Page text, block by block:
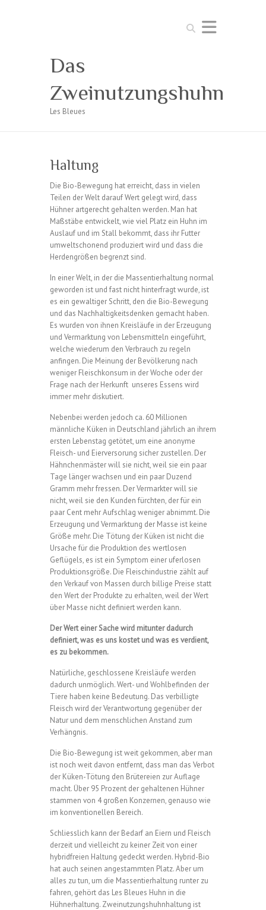
Suchen
Das
Zweinutzungshuhn
Les Bleues
Haltung
Die Bio-Bewegung hat erreicht, dass in vielen
Teilen der Welt darauf Wert gelegt wird, dass
Hühner artgerecht gehalten werden. Man hat
Maßstäbe entwickelt, wie viel Platz ein Huhn im
Auslauf und im Stall bekommt, dass ihr Futter
umweltschonend produziert wird und dass die
Herdengrößen begrenzt sind.
In einer Welt, in der die Massentierhaltung normal
geworden ist und fast nicht hinterfragt wurde, ist
es ein gewaltiger Schritt, den die Bio-Bewegung
und das Nachhaltigkeitsdenken gemacht haben.
Es wurden von ihnen Kreisläufe in der Erzeugung
und Vermarktung von Lebensmitteln eingeführt,
welche wiederum den Verbrauch zu regeln
anfingen. Die Meinung der Bevölkerung nach
weniger Fleischkonsum in der Woche oder der
Frage nach der Herkunft unseres Essens wird
immer mehr diskutiert.
Nebenbei werden jedoch ca. 60 Millionen
männliche Küken in Deutschland jährlich an ihrem
ersten Lebenstag getötet, um eine anonyme
Fleisch- und Eierversorung sicher zustellen. Der
Hähnchenmäster will sie nicht, weil sie ein paar
Tage länger wachsen und ein paar Duzend
Gramm mehr fressen. Der Vermarkter will sie
nicht, weil sie den Kunden fürchten, der für ein
paar Cent mehr Aufschlag weniger abnimmt. Die
Erzeugung und Vermarktung der Masse ist keine
Größe mehr. Die Tötung der Küken ist nicht die
Ursache für die Produktion des wertlosen
Geflügels, es ist ein Symptom einer uferlosen
Produktionsgröße. Die Fleischindustrie zählt auf
den Verkauf von Massen durch billige Preise statt
den Wert der Produkte zu erhalten, weil der Wert
über Masse nicht definiert werden kann.
Der Wert einer Sache wird mitunter dadurch
definiert, was es uns kostet und was es verdient,
es zu bekommen.
Natürliche, geschlossene Kreisläufe werden
dadurch unmöglich. Wert- und Wohlbefinden der
Tiere haben keine Bedeutung. Das verbilligte
Fleisch wird der Verantwortung gegenüber der
Natur und dem menschlichen Anstand zum
Verhängnis.
Die Bio-Bewegung ist weit gekommen, aber man
ist noch weit davon entfernt, dass man das Verbot
der Küken-Tötung den Brütereien zur Auflage
macht. Über 95 Prozent der gehaltenen Hühner
stammen von 4 großen Konzernen, genauso wie
im konventionellen Bereich.
Schliesslich kann der Bedarf an Eiern und Fleisch
derzeit und vielleicht zu keiner Zeit von einer
hybridfreien Haltung gedeckt werden. Hybrid-Bio
hat auch seinen angestammten Platz. Aber um
alles zu tun, um die Massentierhaltung runter zu
fahren, gehört das Les Bleues Huhn in die
Hühnerhaltung. Zweinutzungshuhnhaltung ist